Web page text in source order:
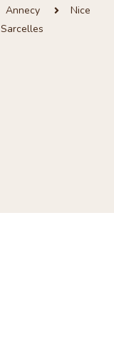
Annecy
Nice
Sarcelles